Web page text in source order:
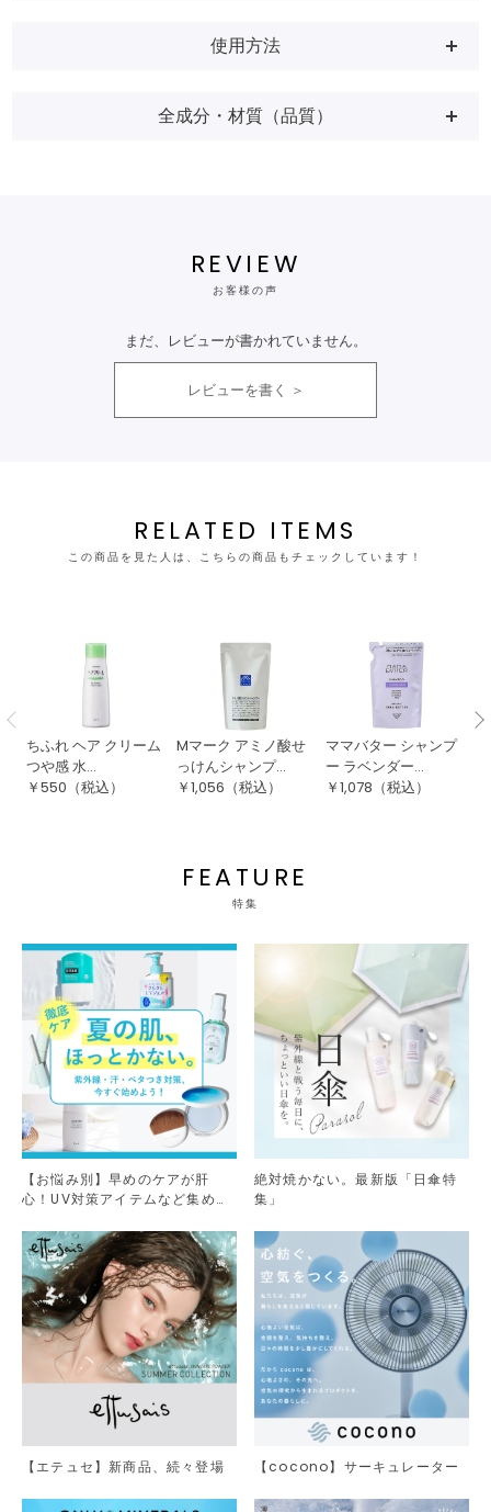
使用方法
全成分・材質（品質）
REVIEW
お客様の声
まだ、レビューが書かれていません。
レビューを書く
RELATED ITEMS
この商品を見た人は、こちらの商品もチェックしています！
ちふれ ヘア クリーム
つや感 水...
￥550 （税込）
Mマーク アミノ酸せ
っけんシャンプ...
￥1,056 （税込）
ママバター シャンプ
ー ラベンダー...
￥1,078 （税込）
FEATURE
特集
【お悩み別】早めのケアが肝
心！UV対策アイテムなど集めま
絶対焼かない。最新版「日傘特
集」
【エテュセ】新商品、続々登場 【cocono】サーキュレーター